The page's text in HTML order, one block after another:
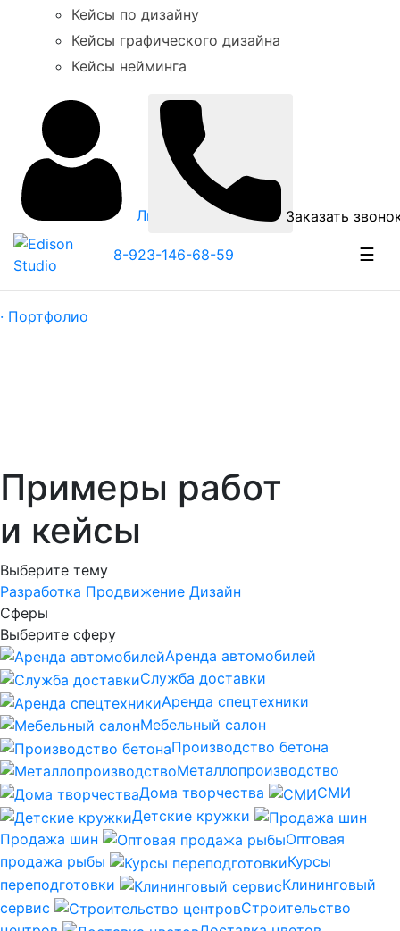
Кейсы по дизайну
Кейсы графического дизайна
Кейсы нейминга
Личный кабинет Заказать
8-923-146-68-59 ☰
· Портфолио
Примеры работ
и кейсы
Выберите тему
Разработка Продвижение Дизайн
Сферы
Выберите сферу
Аренда автомобилей
Служба доставки
Аренда спецтехники
Мебельный салон
Производство бетона
Металлопроизводство
Дома творчества
СМИ
Детские кружки
Продажа шин
Оптовая
продажа рыбы
Курсы
переподготовки
Клининговый
сервис
Строительство